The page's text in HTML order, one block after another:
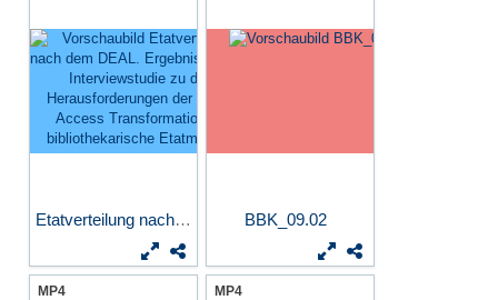
Etatverteilung nach dem... BBK_09.02
MP4 MP4